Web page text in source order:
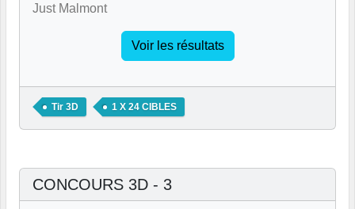
Just Malmont
Voir les résultats
Tir 3D 1 X 24 CIBLES
CONCOURS 3D - 3